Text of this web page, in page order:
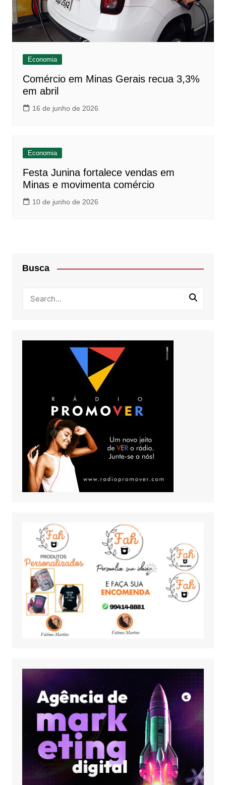
Economia
Comércio em Minas Gerais recua 3,3%
em abril
16 de junho de 2026
Economia
Festa Junina fortalece vendas em
Minas e movimenta comércio
10 de junho de 2026
Busca